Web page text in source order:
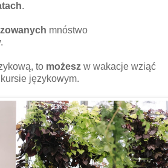
.
mnóstwo
.
to możesz w wakacje wziąć
kursie językowym.